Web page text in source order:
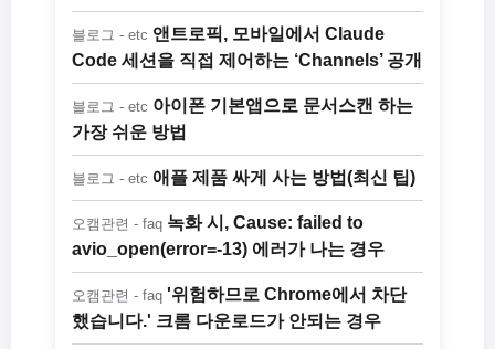
블로그 - etc 앤트로픽, 모바일에서 Claude
Code 세션을 직접 제어하는 ‘Channels’ 공개
블로그 - etc 아이폰 기본앱으로 문서스캔 하는
가장 쉬운 방법
블로그 - etc 애플 제품 싸게 사는 방법(최신 팁)
오캠관련 - faq 녹화 시, Cause: failed to
avio_open(error=-13) 에러가 나는 경우
오캠관련 - faq '위험하므로 Chrome에서 차단
했습니다.' 크롬 다운로드가 안되는 경우